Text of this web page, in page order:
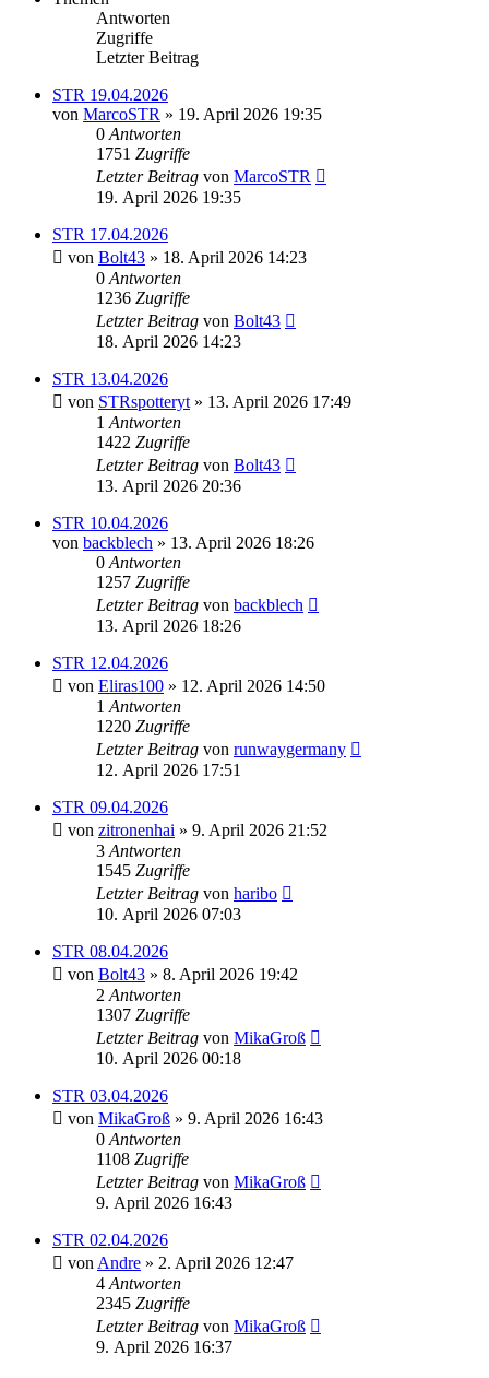
Antworten
Zugriffe
Letzter Beitrag
STR 19.04.2026
von MarcoSTR » 19. April 2026 19:35
0 Antworten
1751 Zugriffe
Letzter Beitrag von MarcoSTR
19. April 2026 19:35
STR 17.04.2026
von Bolt43 » 18. April 2026 14:23
0 Antworten
1236 Zugriffe
Letzter Beitrag von Bolt43
18. April 2026 14:23
STR 13.04.2026
von STRspotteryt » 13. April 2026 17:49
1 Antworten
1422 Zugriffe
Letzter Beitrag von Bolt43
13. April 2026 20:36
STR 10.04.2026
von backblech » 13. April 2026 18:26
0 Antworten
1257 Zugriffe
Letzter Beitrag von backblech
13. April 2026 18:26
STR 12.04.2026
von Eliras100 » 12. April 2026 14:50
1 Antworten
1220 Zugriffe
Letzter Beitrag von runwaygermany
12. April 2026 17:51
STR 09.04.2026
von zitronenhai » 9. April 2026 21:52
3 Antworten
1545 Zugriffe
Letzter Beitrag von haribo
10. April 2026 07:03
STR 08.04.2026
von Bolt43 » 8. April 2026 19:42
2 Antworten
1307 Zugriffe
Letzter Beitrag von MikaGroß
10. April 2026 00:18
STR 03.04.2026
von MikaGroß » 9. April 2026 16:43
0 Antworten
1108 Zugriffe
Letzter Beitrag von MikaGroß
9. April 2026 16:43
STR 02.04.2026
von Andre » 2. April 2026 12:47
4 Antworten
2345 Zugriffe
Letzter Beitrag von MikaGroß
9. April 2026 16:37